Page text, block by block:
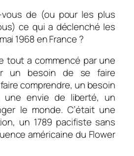
vous de (ou pour les plus
ce qui a déclenché les
1968 en France ?
tout a commencé par une
un besoin de se faire
comprendre, un besoin
une envie de liberté, un
le monde. C’était une
un 1789 pacifiste sans
américaine du Flower